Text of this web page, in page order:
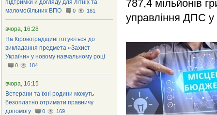
787,4 мільйонів
управління ДПС у
підтримки й догляду для літніх та
маломобільних ВПО
0 181
вчора, 16:28
На Кіровоградщині готуються до
викладання предмета «Захист
України» у новому навчальному році
0 184
вчора, 16:15
Ветерани та їхні родини можуть
безоплатно отримати правничу
допомогу
0 169